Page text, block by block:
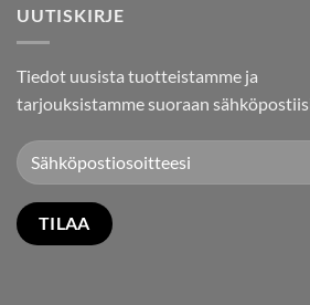
tekee
pellettien
koskaan
Pelletin
hinta
tekijät
vaikuttavat
miten
UUTISKIRJE
Tiedot uusista tuotteistamme ja
tarjouksistamme suoraan